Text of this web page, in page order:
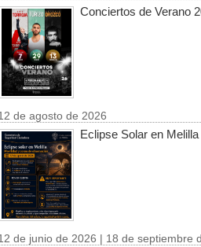
Conciertos de Verano
de agosto de 2026
Eclipse Solar en Melilla
de junio de 2026 | 18 de septiembre